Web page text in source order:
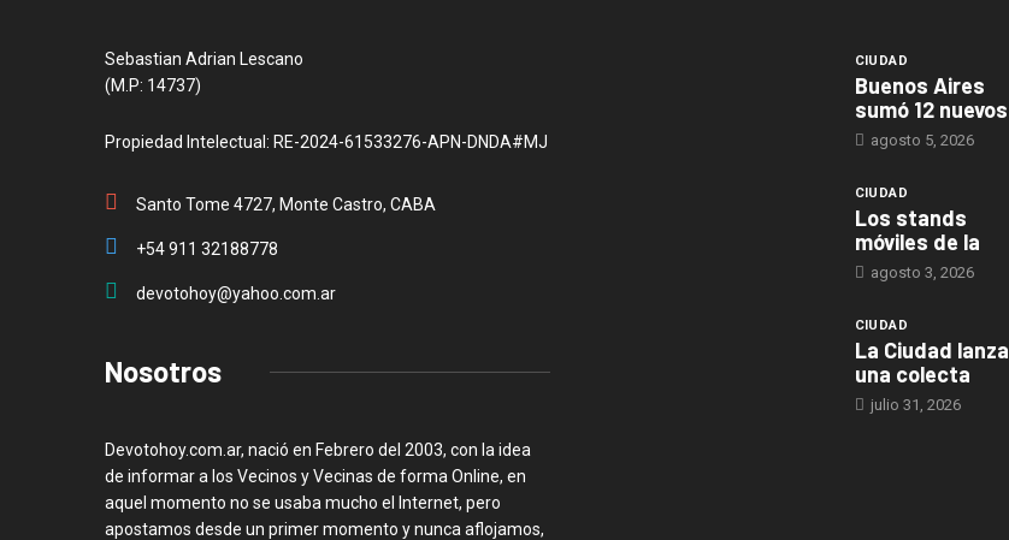
Sebastian Adrian Lescano
(M.P: 14737)
Propiedad Intelectual: RE-2024-61533276-APN-DNDA#MJ
Santo Tome 4727, Monte Castro, CABA
+54 911 32188778
devotohoy@yahoo.com.ar
Nosotros
Devotohoy.com.ar, nació en Febrero del 2003, con la idea
de informar a los Vecinos y Vecinas de forma Online, en
aquel momento no se usaba mucho el Internet, pero
apostamos desde un primer momento y nunca aflojamos,
CIUDAD
Buenos Aires
sumó 12 nuevos
agosto 5, 2026
CIUDAD
Los stands
móviles de la
agosto 3, 2026
CIUDAD
La Ciudad lanza
una colecta
julio 31, 2026